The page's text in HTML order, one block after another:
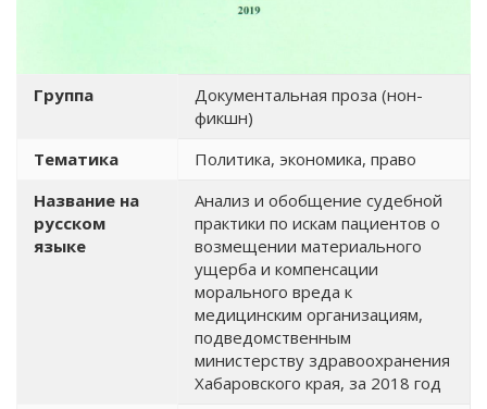
Группа
Документальная проза (нон-
фикшн)
Тематика
Политика, экономика, право
Название на
русском
языке
Анализ и обобщение судебной
практики по искам пациентов о
возмещении материального
ущерба и компенсации
морального вреда к
медицинским организациям,
подведомственным
министерству здравоохранения
Хабаровского края, за 2018 год